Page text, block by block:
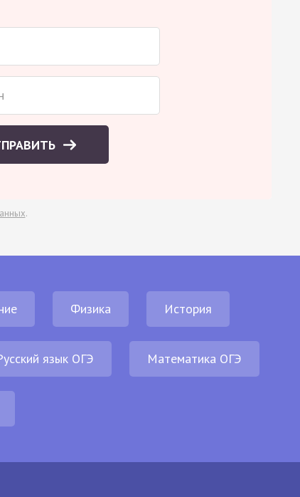
.
Физика История
язык ОГЭ Математика ОГЭ